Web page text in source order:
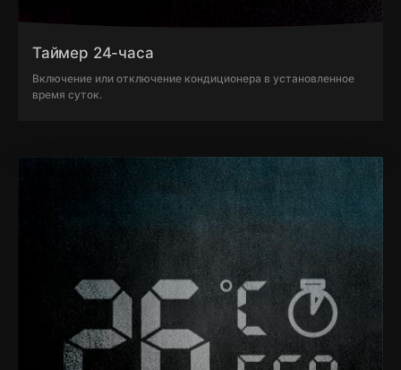
Таймер 24-часа
Включение или отключение кондиционера в установленное
время суток.